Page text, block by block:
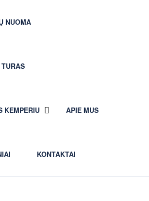
NUOMA
KEMPERIU APIE MUS
KONTAKTAI